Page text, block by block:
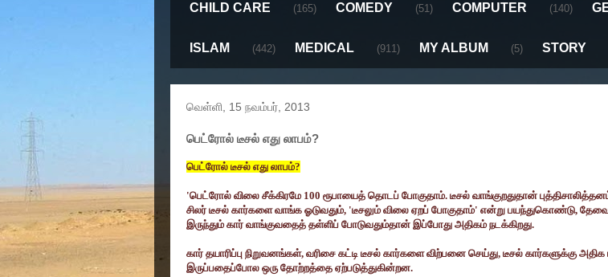
CHILD CARE (165) COMEDY (51) COMPUTER (140)
ISLAM (442) MEDICAL (911) MY ALBUM (5) STORY
வெள்ளி, 15 நவம்பர், 2013
பெட்ரோல் டீசல் எது லாபம்?
பெட்ரோல் டீசல் எது லாபம்?
'பெட்ரோல் விலை சீக்கிரமே 100 ரூபாயைத் தொடப் போகுதாம். டீசல் வாங்குறதுதான்
சிலர் டீசல் கார்களை வாங்க ஓடுவதும், 'டீசலும் விலை ஏறப் போகுதாம்' என்று பயந்துகொண்டு,
இருந்தும் கார் வாங்குவதைத் தள்ளிப் போடுவதும்தான் இப்போது அதிகம் நடக்கிறது.
கார் தயாரிப்பு நிறுவனங்கள், வரிசை கட்டி டீசல் கார்களை விற்பனை செய்து, டீசல் கார்களுக்கு அதிக
இருப்பதைப்போல ஒரு தோற்றத்தை ஏற்படுத்துகின்றன.